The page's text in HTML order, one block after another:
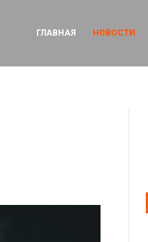
ГЛАВНАЯ НОВОСТИ